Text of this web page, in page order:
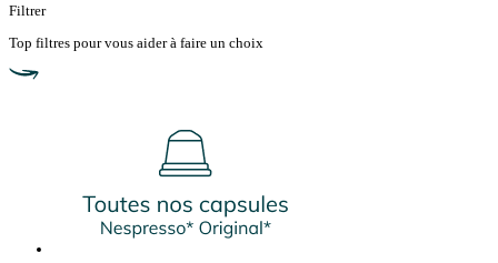
Filtrer
Top filtres pour vous aider à faire un choix